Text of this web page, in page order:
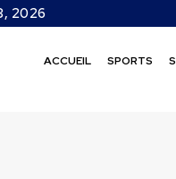
2026
ACCUEIL SPORTS